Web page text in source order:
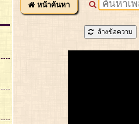
หน้าค้นหา
ล้างข้อความ